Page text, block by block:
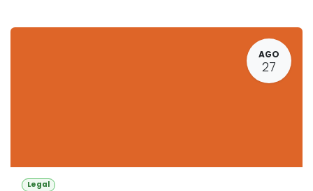
AGO
27
Legal